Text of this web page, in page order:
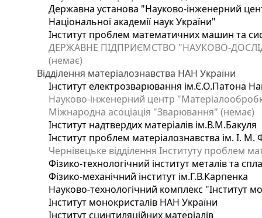
Державна установа "Науково-інженерний
Національної академії наук України"
Інститут проблем математичних машин та
ДЕРЖАВНЕ ПІДПРИЄМСТВО "НАУКОВО-
(немає)
Відділення матеріалознавства НАН України
Інститут електрозварювання ім.Є.О.Патона
Науково-інженерний центр
Міжнародна асоціація "Зварювання" (немає)
Інститут надтвердих матеріалів ім.В.М.Бакуля
Інститут проблем матеріалознавства ім. І.
Чернівецьке відділення Інституту проблем
Фізико-технологічний інститут металів та
Фізико-механічний інститут ім.Г.В.Карпенка
Науково-технологічний комплекс "Інститут
Інститут монокристалів НАН України
Інститут сцинтиляційних матеріалів